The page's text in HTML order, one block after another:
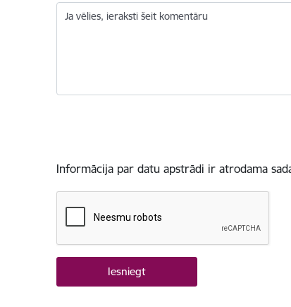
Ja vēlies, ieraksti šeit komentāru
Informācija par datu apstrādi ir atrodama